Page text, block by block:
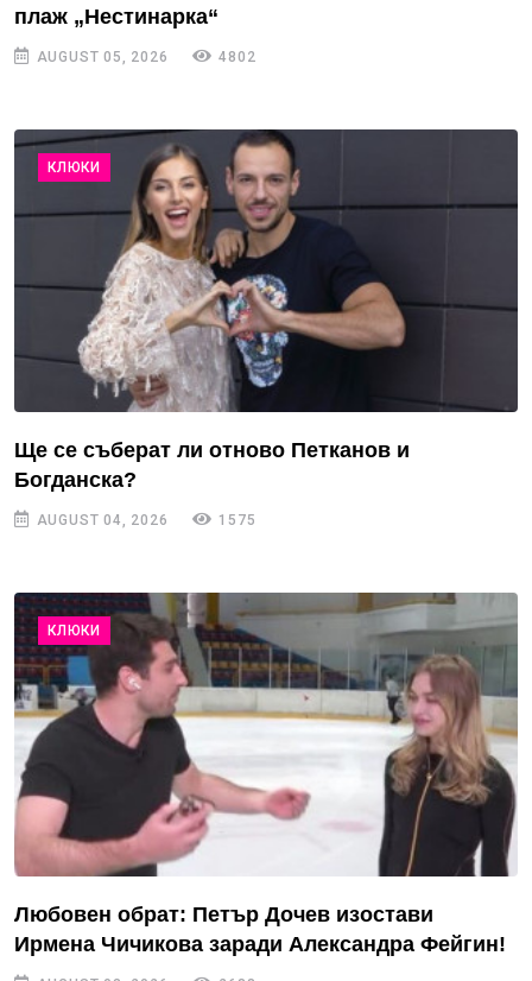
плаж „Нестинарка“
AUGUST 05, 2026 4802
КЛЮКИ
Ще се съберат ли отново Петканов и
Богданска?
AUGUST 04, 2026 1575
КЛЮКИ
Любовен обрат: Петър Дочев изостави
Ирмена Чичикова заради Александра Фейгин!